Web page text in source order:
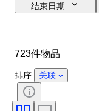
结束日期
时期
款式
货币
Culture
723件物品
排序 关联